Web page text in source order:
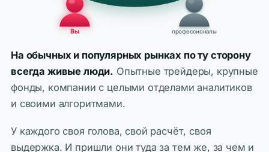
Вы профессионалы
На обычных и популярных рынках по ту сторону
всегда живые люди. Опытные трейдеры, крупные
фонды, компании с целыми отделами аналитиков
и своими алгоритмами.
У каждого своя голова, свой расчёт, своя
выдержка. И пришли они туда за тем же, за чем и